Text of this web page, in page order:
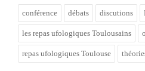
conférence débats discutions
les repas ufologiques Toulousains
repas ufologiques Toulouse